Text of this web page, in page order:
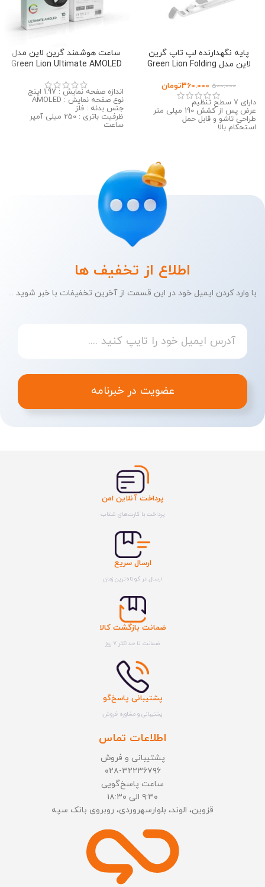
پایه نگهدارنده لپ تاپ گرین
لاین مدل Green Lion Folding
500.000
360.000تومان
دارای 7 سطح تنظیم
عرض پس از کشش 190 میلی متر
طراحی تاشو و قابل حمل
استحکام بالا
ساعت هوشمند گرین لاین مدل
Green Lion Ultimate AMOLED
اندازه صفحه نمایش : 1.97 اینچ
نوع صفحه نمایش : AMOLED
جنس بدنه : فلز
ظرفیت باتری : 250 میلی آمپر
ساعت
اطلاع از تخفیف ها
با وارد کردن ایمیل خود در این قسمت از آخرین تخفیفات با خبر شوید ...
عضویت در خبرنامه
پرداخت آنلاین امن
پرداخت با کارت‌های شتاب
ارسال سریع
ارسال در کوتاه‌ترین زمان
ضمانت بازگشت کالا
ضمانت تا حداکثر ۷ روز
پشتیبانی پاسخ‌گو
پشتیبانی و مشاوره فروش
اطلاعات تماس
پشتیبانی و فروش
۰۲۸-۳۲۲۳۶۷۹۶
ساعت پاسخ‌گویی
۹:۳۰ الی ۱۸:۳۰
قزوین، الوند، بلوارسهروردی، روبروی بانک سپه